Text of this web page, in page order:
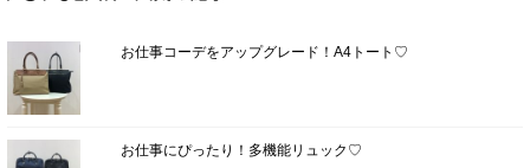
お仕事コーデをアップグレード！A4トート♡
お仕事にぴったり！多機能リュック♡